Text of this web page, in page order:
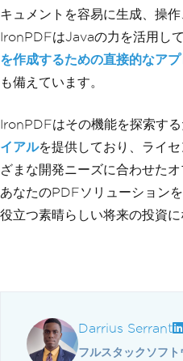
キュメントを容易に生成、操作
IronPDFはJavaの力を活用して
を作成するための直接的なア
も備えています。
IronPDFはその機能を探索す
イアルを提供しており、ライ
ざまな開発ニーズに合わせた
あなたのPDFソリューション
役立つ素晴らしい将来の投資に
Darrius Serrant
フルスタックソフ